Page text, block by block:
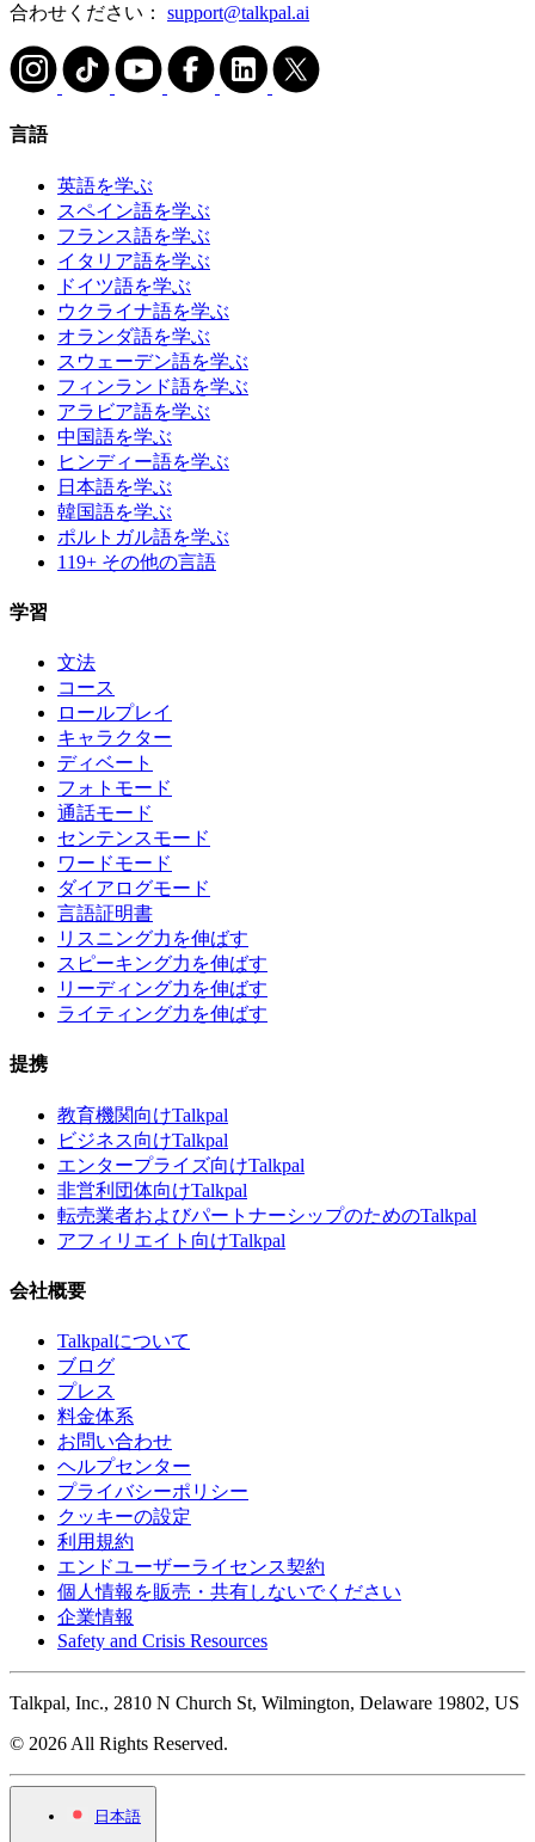
合わせください： support@talkpal.ai
言語
英語を学ぶ
スペイン語を学ぶ
フランス語を学ぶ
イタリア語を学ぶ
ドイツ語を学ぶ
ウクライナ語を学ぶ
オランダ語を学ぶ
スウェーデン語を学ぶ
フィンランド語を学ぶ
アラビア語を学ぶ
中国語を学ぶ
ヒンディー語を学ぶ
日本語を学ぶ
韓国語を学ぶ
ポルトガル語を学ぶ
119+ その他の言語
学習
文法
コース
ロールプレイ
キャラクター
ディベート
フォトモード
通話モード
センテンスモード
ワードモード
ダイアログモード
言語証明書
リスニング力を伸ばす
スピーキング力を伸ばす
リーディング力を伸ばす
ライティング力を伸ばす
提携
教育機関向けTalkpal
ビジネス向けTalkpal
エンタープライズ向けTalkpal
非営利団体向けTalkpal
転売業者およびパートナーシップのためのTalkpal
アフィリエイト向けTalkpal
会社概要
Talkpalについて
ブログ
プレス
料金体系
お問い合わせ
ヘルプセンター
プライバシーポリシー
クッキーの設定
利用規約
エンドユーザーライセンス契約
個人情報を販売・共有しないでください
企業情報
Safety and Crisis Resources
Talkpal, Inc., 2810 N Church St, Wilmington, Delaware 19802, US
© 2026 All Rights Reserved.
日本語